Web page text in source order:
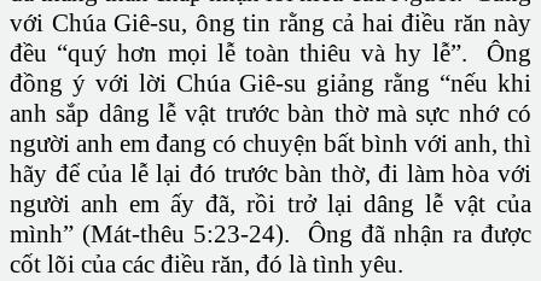
với Chúa Giê-su, ông tin rằng cả hai điều răn này
đều “quý hơn mọi lễ toàn thiêu và hy lễ”. Ông
đồng ý với lời Chúa Giê-su giảng rằng “nếu khi
anh sắp dâng lễ vật trước bàn thờ mà sực nhớ có
người anh em đang có chuyện bất bình với anh, thì
hãy để của lễ lại đó trước bàn thờ, đi làm hòa với
người anh em ấy đã, rồi trở lại dâng lễ vật của
mình” (Mát-thêu 5:23-24). Ông đã nhận ra được
cốt lõi của các điều răn, đó là tình yêu.